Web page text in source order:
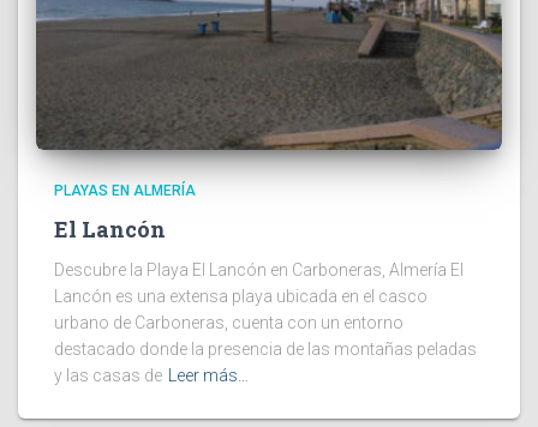
PLAYAS EN ALMERÍA
El Lancón
Descubre la Playa El Lancón en Carboneras, Almería El
Lancón es una extensa playa ubicada en el casco
urbano de Carboneras, cuenta con un entorno
destacado donde la presencia de las montañas peladas
y las casas de Leer más…